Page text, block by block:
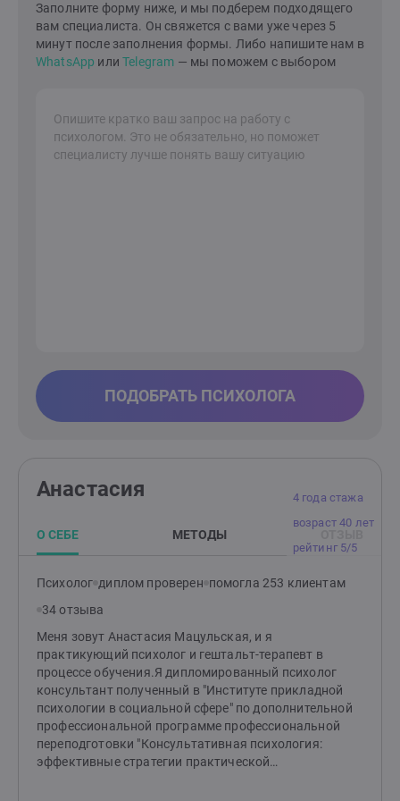
в семейной жизни и в вашем внутреннем
мире.Давайте сделаем это вместе!Я здесь, чтобы
поддержать вас на вашем пути к лучшей жизни.
Заполните форму ниже, и мы подберем подходящего
вам специалиста. Он свяжется с вами уже через 5
минут после заполнения формы. Либо напишите нам в
WhatsApp илиTelegram — мы поможем с выбором
ПОДОБРАТЬ ПСИХОЛОГА
4 года стажа
возраст 40 лет
рейтинг 5/5
Анастасия
О СЕБЕ МЕТОДЫ
Психолог диплом проверен помогла 253 клиентам
34 отзыва
Меня зовут Анастасия Мацульская, и я
практикующий психолог и гештальт-терапевт в
процессе обучения.Я дипломированный психолог
консультант полученный в "Институте прикладной
психологии в социальной сфере" по дополнительной
профессиональной программе профессиональной
переподготовки "Консультативная психология:
эффективные стратегии практической